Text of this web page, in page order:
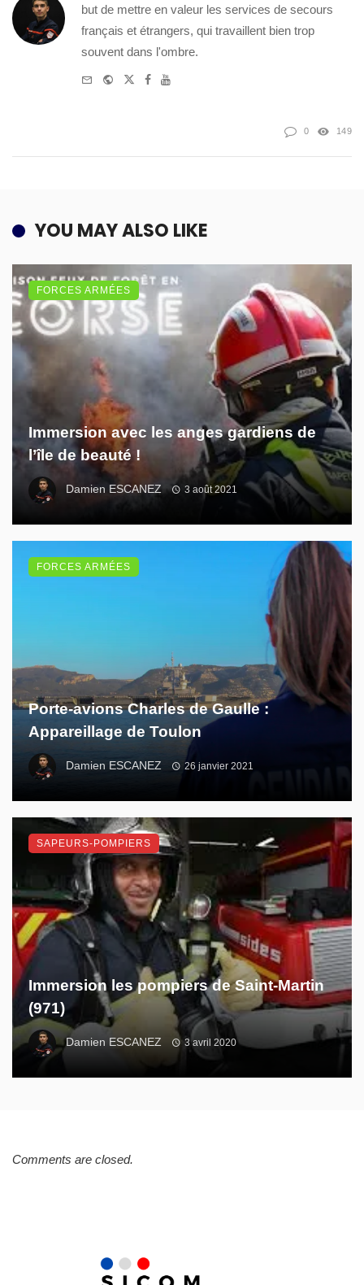
but de mettre en valeur les services de secours
français et étrangers, qui travaillent bien trop
souvent dans l'ombre.
WebsiteTwitter
Facebook
Youtube
0 149
YOU MAY ALSO LIKE
Immersion avec les anges gardiens de
l’île de beauté !
Damien ESCANEZ 3 août 2021
FORCES ARMÉES
Porte-avions Charles de Gaulle :
Appareillage de Toulon
Damien ESCANEZ 26 janvier 2021
FORCES ARMÉES
Immersion les pompiers de Saint-Martin
(971)
Damien ESCANEZ 3 avril 2020
SAPEURS-POMPIERS
Comments are closed.